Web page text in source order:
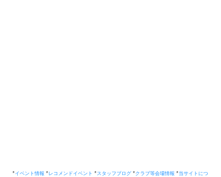
*イベント情報 *レコメンドイベント *スタッフブログ *クラブ等会場情報 *当サイトにつ